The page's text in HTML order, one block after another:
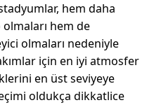
hem daha
hem de
olmaları nedeniyle
için en iyi atmosfer
en üst seviyeye
oldukça dikkatlice